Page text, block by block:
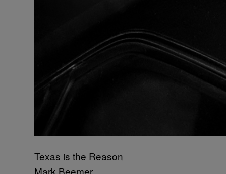
Texas is the Reason
Mark Beemer